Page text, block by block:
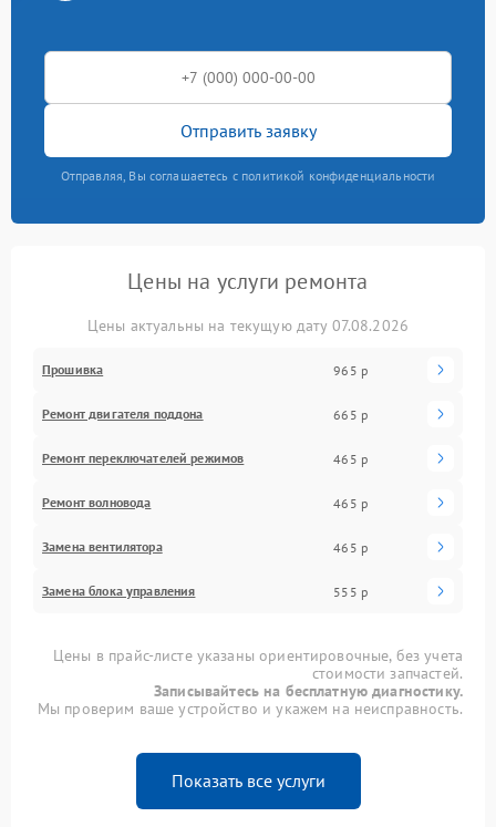
Отправить заявку
Отправляя, Вы соглашаетесь с политикой конфиденциальности
Цены на услуги ремонта
Цены актуальны на текущую дату 07.08.2026
Прошивка 965 р
Ремонт двигателя поддона 665 р
Ремонт переключателей режимов 465 р
Ремонт волновода 465 р
Замена вентилятора 465 р
Замена блока управления 555 р
Цены в прайс-листе указаны ориентировочные, без учета
стоимости запчастей.
Записывайтесь на бесплатную диагностику.
Мы проверим ваше устройство и укажем на неисправность.
Показать все услуги